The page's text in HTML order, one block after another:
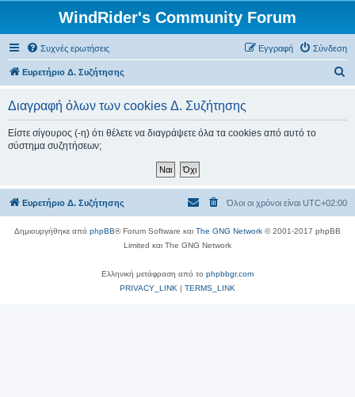
WindRider's Community Forum
Συχνές ερωτήσεις Σύνδεση
Εγγραφή
Ευρετήριο Δ. Συζήτησης
σ
Διαγραφή όλων των cookies Δ. Συζήτησης
Είστε σίγουρος (-η) ότι θέλετε να διαγράψετε όλα τα cookies από αυτό το
σύστημα συζητήσεων;
Ευρετήριο Δ. Συζήτησης Όλοι οι χρόνοι είναι UTC+02:00
Δημιουργήθηκε από phpBB® Forum Software και The GNG Network © 2001-2017 phpBB
Limited και The GNG Network
Ελληνική μετάφραση από το phpbbgr.com
PRIVACY_LINK | TERMS_LINK